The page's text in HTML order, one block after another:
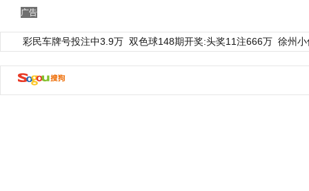
广告
彩民车牌号投注中3.9万 双色球148期开奖:头奖11注666万 徐州